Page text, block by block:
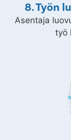
8. Työn
Asentaja
työ